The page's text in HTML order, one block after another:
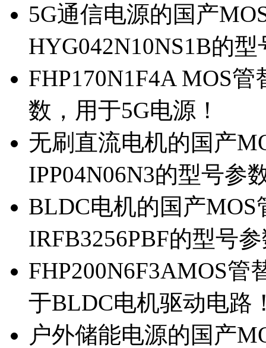
5G通信电源的国产
HYG042N10NS1B的
FHP170N1F4A MOS
数，用于5G电源！
无刷直流电机的国产
IPP04N06N3的型号参
BLDC电机的国产MOS
IRFB3256PBF的型号
FHP200N6F3AMOS管
于BLDC电机驱动电路
户外储能电源的国产